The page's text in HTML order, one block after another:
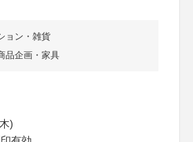
ョン・雑貨
品企画・家具
)